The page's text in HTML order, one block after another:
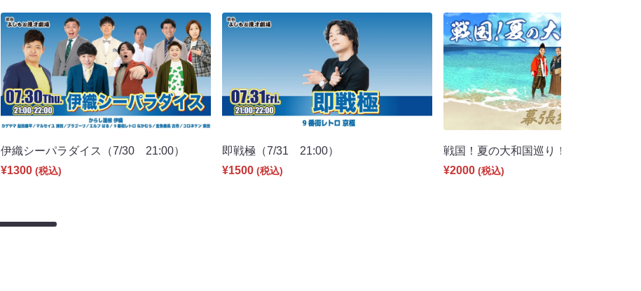
伊織シーパラダイス（7/30 21:00）
¥1300 (税込)
即戦極（7/31 21:00）
¥1500 (税込)
戦国！夏の大和国巡り！（8/2 18:30
¥2000 (税込)